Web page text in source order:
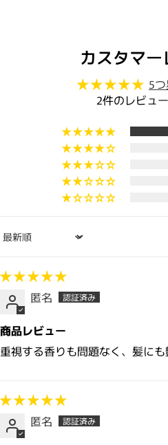
カスタマ
5
2件のレビュ
Sort by
匿名
商品レビュー
重視する香りも問題なく、髪にも
匿名